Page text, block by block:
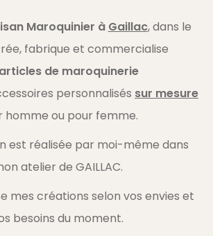
Maroquinier à Gaillac, dans le
fabrique et commercialise
articles de maroquinerie
personnalisés sur mesure
homme ou pour femme.
est réalisée par moi-même dans
atelier de GAILLAC.
mes créations selon vos envies et
besoins du moment.